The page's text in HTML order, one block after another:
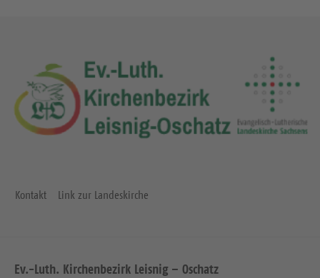
Kontakt Link zur Landeskirche
Ev.-Luth. Kirchenbezirk Leisnig – Oschatz